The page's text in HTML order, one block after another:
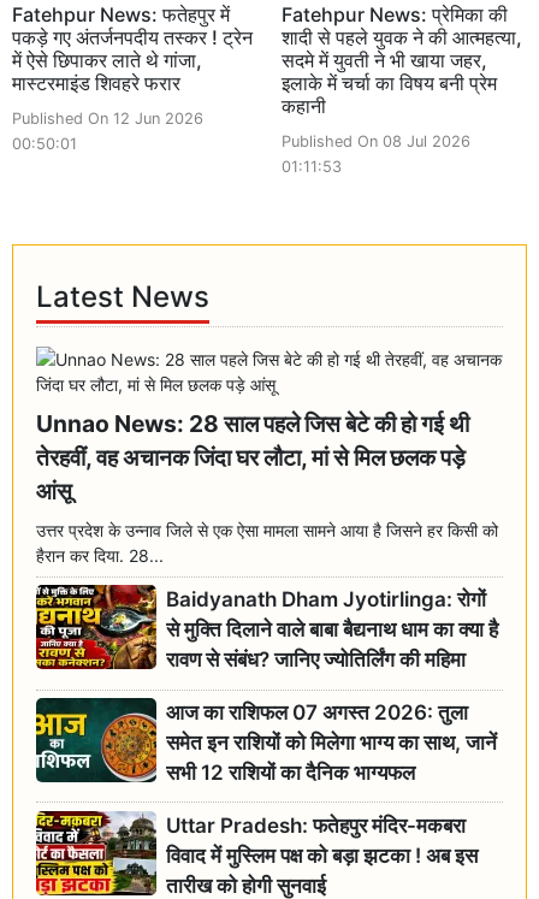
Fatehpur News: फतेहपुर में
पकड़े गए अंतर्जनपदीय तस्कर ! ट्रेन
में ऐसे छिपाकर लाते थे गांजा,
मास्टरमाइंड शिवहरे फरार
Published On 12 Jun 2026
00:50:01
Fatehpur News: प्रेमिका की
शादी से पहले युवक ने की आत्महत्या,
सदमे में युवती ने भी खाया जहर,
इलाके में चर्चा का विषय बनी प्रेम
कहानी
Published On 08 Jul 2026
01:11:53
Latest News
Unnao News: 28 साल पहले जिस बेटे की हो गई थी
तेरहवीं, वह अचानक जिंदा घर लौटा, मां से मिल छलक पड़े
आंसू
उत्तर प्रदेश के उन्नाव जिले से एक ऐसा मामला सामने आया है जिसने हर किसी को
हैरान कर दिया. 28...
Baidyanath Dham Jyotirlinga: रोगों
से मुक्ति दिलाने वाले बाबा बैद्यनाथ धाम का क्या है
रावण से संबंध? जानिए ज्योतिर्लिंग की महिमा
आज का राशिफल 07 अगस्त 2026: तुला
समेत इन राशियों को मिलेगा भाग्य का साथ, जानें
सभी 12 राशियों का दैनिक भाग्यफल
Uttar Pradesh: फतेहपुर मंदिर-मकबरा
विवाद में मुस्लिम पक्ष को बड़ा झटका ! अब इस
तारीख को होगी सुनवाई